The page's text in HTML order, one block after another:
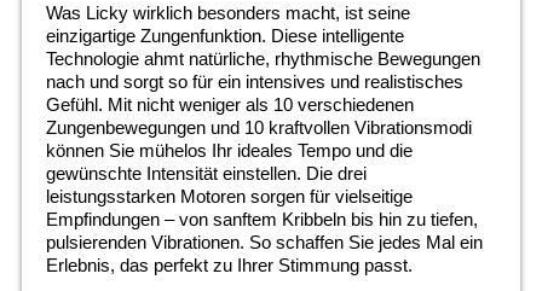
Was Licky wirklich besonders macht, ist seine
einzigartige Zungenfunktion. Diese intelligente
Technologie ahmt natürliche, rhythmische Bewegungen
nach und sorgt so für ein intensives und realistisches
Gefühl. Mit nicht weniger als 10 verschiedenen
Zungenbewegungen und 10 kraftvollen Vibrationsmodi
können Sie mühelos Ihr ideales Tempo und die
gewünschte Intensität einstellen. Die drei
leistungsstarken Motoren sorgen für vielseitige
Empfindungen – von sanftem Kribbeln bis hin zu tiefen,
pulsierenden Vibrationen. So schaffen Sie jedes Mal ein
Erlebnis, das perfekt zu Ihrer Stimmung passt.